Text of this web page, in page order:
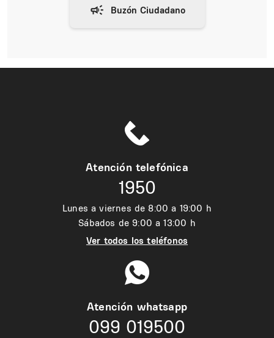
Atención telefónica
1950
Lunes a viernes de 8:00 a 19:00 h
Sábados de 9:00 a 13:00 h
Ver todos los teléfonos
Atención whatsapp
099 019500